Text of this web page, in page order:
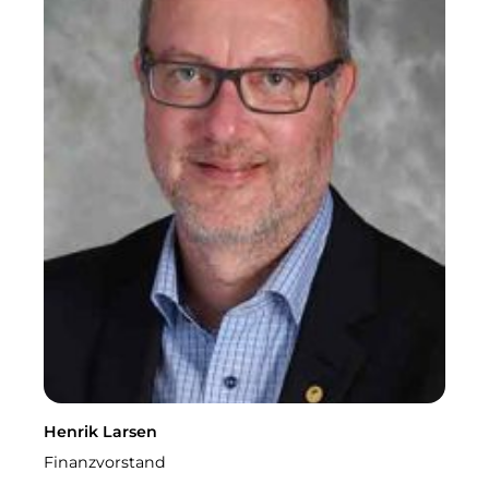
Mein Unrat
Abfall-Portal
Kalender leeren und mehr.
Sortierhilfe
Henrik Larsen
Finanzvorstand